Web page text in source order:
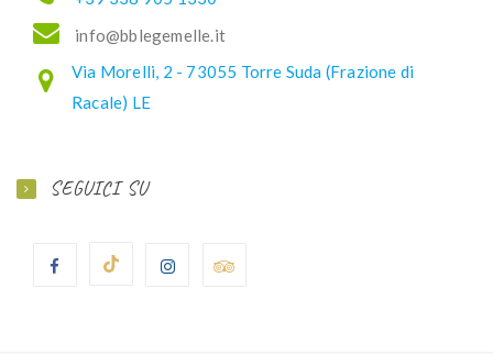
ti.el
lemeg
elbb@
ofni
Via Morelli, 2 - 73055 Torre Suda (Frazione di
Racale) LE
SEGUICI SU